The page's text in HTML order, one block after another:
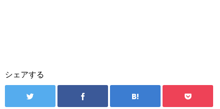
シェアする